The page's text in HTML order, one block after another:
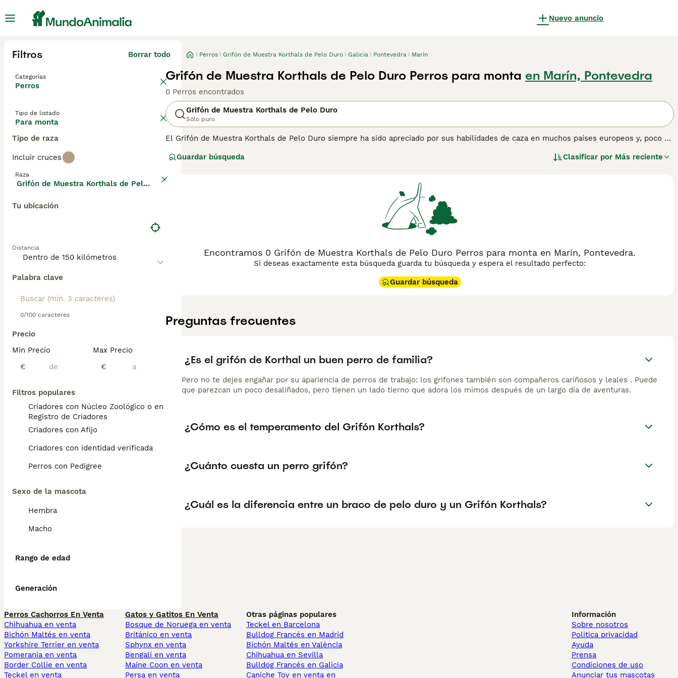
Nuevo anuncio
Filtros Borrar todo
Categorías
Perros
Tipo de listado
Para monta
Tipo de raza
Incluir cruces
Raza
Grifón de Muestra Korthals de Pelo Duro
Tu ubicación
Distancia
Palabra clave
0/100 caracteres
Precio
Min Precio
€
Max Precio
€
Filtros populares
Criadores con Núcleo Zoológico o en el
Registro de Criadores
Criadores con Afijo
Criadores con identidad verificada
Perros con Pedigree
Sexo de la mascota
Hembra
Macho
Rango de edad
Generación
Perros Grifón de Muestra Korthals de Pelo Duro Galicia Pontevedra Marín
Grifón de Muestra Korthals de Pelo Duro Perros para monta en Marín, Pontevedra
0 Perros encontrados
Grifón de Muestra Korthals de Pelo Duro
Sólo puro
El Grifón de Muestra Korthals de Pelo Duro siempre ha sido apreciado por sus habilidades de caza en muchos países europeos y, poco a
perro.
Guardar búsqueda Clasificar por Más reciente
Encontramos 0 Grifón de Muestra Korthals de Pelo Duro Perros para monta en Marín, Pontevedra.
Si deseas exactamente esta búsqueda guarda tu búsqueda y espera el resultado perfecto:
Guardar búsqueda
Preguntas frecuentes
¿Es el grifón de Korthal un buen perro de familia?
Pero no te dejes engañar por su apariencia de perros de trabajo: los grifones también son compañeros cariñosos y leales . Puede
que parezcan un poco desaliñados, pero tienen un lado tierno que adora los mimos después de un largo día de aventuras.
¿Cómo es el temperamento del Grifón Korthals?
¿Cuánto cuesta un perro grifón?
¿Cuál es la diferencia entre un braco de pelo duro y un Grifón Korthals?
Perros Cachorros En Venta
Chihuahua en venta
Bichón Maltés en venta
Yorkshire Terrier en venta
Pomerania en venta
Border Collie en venta
Teckel en venta
Gatos y Gatitos En Venta
Bosque de Noruega en venta
Británico en venta
Sphynx en venta
Bengalí en venta
Maine Coon en venta
Persa en venta
Otras páginas populares
Teckel en Barcelona
Bulldog Francés en Madrid
Bichón Maltés en València
Chihuahua en Sevilla
Bulldog Francés en Galicia
Caniche Toy en venta en
Información
Sobre nosotros
Politica privacidad
Ayuda
Prensa
Condiciones de uso
Anunciar tus mascotas